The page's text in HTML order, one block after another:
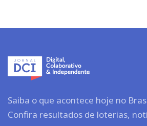
Saiba o que acontece hoje no
Confira resultados de loterias,